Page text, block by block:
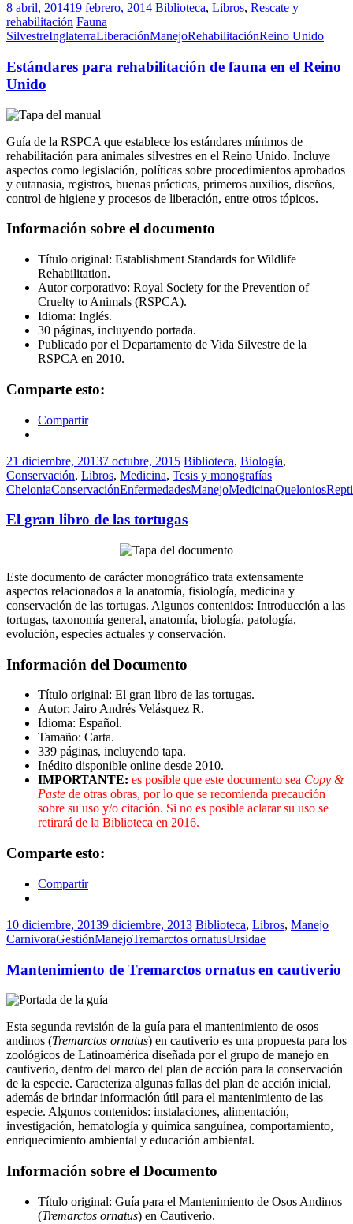
8 abril, 201419 febrero, 2014 Biblioteca, Libros, Rescate y
rehabilitación Fauna
SilvestreInglaterraLiberaciónManejoRehabilitaciónReino Unido
Estándares para rehabilitación de fauna en el Reino
Unido
Guía de la RSPCA que establece los estándares mínimos de
rehabilitación para animales silvestres en el Reino Unido. Incluye
aspectos como legislación, políticas sobre procedimientos aprobados
y eutanasia, registros, buenas prácticas, primeros auxilios, diseños,
control de higiene y procesos de liberación, entre otros tópicos.
Información sobre el documento
Título original: Establishment Standards for Wildlife
Rehabilitation.
Autor corporativo: Royal Society for the Prevention of
Cruelty to Animals (RSPCA).
Idioma: Inglés.
30 páginas, incluyendo portada.
Publicado por el Departamento de Vida Silvestre de la
RSPCA en 2010.
Comparte esto:
Compartir
21 diciembre, 20137 octubre, 2015 Biblioteca, Biología,
Conservación, Libros, Medicina, Tesis y monografías
CheloniaConservaciónEnfermedadesManejoMedicinaQuelonios
El gran libro de las tortugas
Este documento de carácter monográfico trata extensamente
aspectos relacionados a la anatomía, fisiología, medicina y
conservación de las tortugas. Algunos contenidos: Introducción a las
tortugas, taxonomía general, anatomía, biología, patología,
evolución, especies actuales y conservación.
Información del Documento
Título original: El gran libro de las tortugas.
Autor: Jairo Andrés Velásquez R.
Idioma: Español.
Tamaño: Carta.
339 páginas, incluyendo tapa.
Inédito disponible online desde 2010.
IMPORTANTE: es posible que este documento sea Copy &
Paste de otras obras, por lo que se recomienda precaución
sobre su uso y/o citación. Si no es posible aclarar su uso se
retirará de la Biblioteca en 2016.
Comparte esto:
Compartir
10 diciembre, 20139 diciembre, 2013 Biblioteca, Libros, Manejo
CarnivoraGestiónManejoTremarctos ornatusUrsidae
Mantenimiento de Tremarctos ornatus en cautiverio
Esta segunda revisión de la guía para el mantenimiento de osos
andinos (Tremarctos ornatus) en cautiverio es una propuesta para los
zoológicos de Latinoamérica diseñada por el grupo de manejo en
cautiverio, dentro del marco del plan de acción para la conservación
de la especie. Caracteriza algunas fallas del plan de acción inicial,
además de brindar información útil para el mantenimiento de las
especie. Algunos contenidos: instalaciones, alimentación,
investigación, hematología y química sanguínea, comportamiento,
enriquecimiento ambiental y educación ambiental.
Información sobre el Documento
Título original: Guía para el Mantenimiento de Osos Andinos
(Tremarctos ornatus) en Cautiverio.